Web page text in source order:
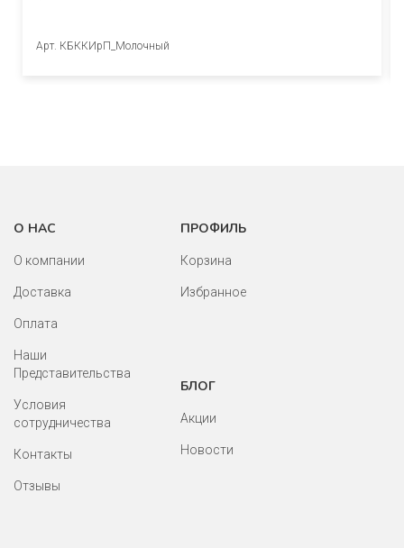
Арт. КБККИрП_Молочный
О НАС
О компании
Доставка
Оплата
Наши
Представительства
Условия
сотрудничества
Контакты
Отзывы
ПРОФИЛЬ
Корзина
Избранное
БЛОГ
Акции
Новости